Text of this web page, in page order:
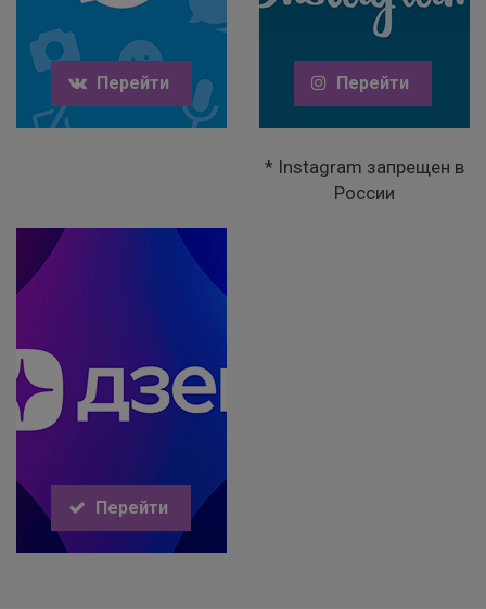
Перейти Перейти
* Instagram запрещен в
России
Перейти